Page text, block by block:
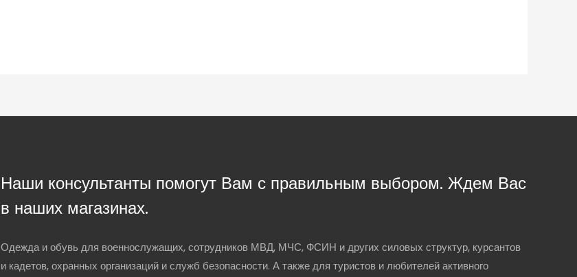
Наши консультанты помогут Вам с правильным выбором. Ждем Вас
в наших магазинах.
Одежда и обувь для военнослужащих, сотрудников МВД, МЧС, ФСИН и других силовых структур, курсантов
и кадетов, охранных организаций и служб безопасности. А также для туристов и любителей активного